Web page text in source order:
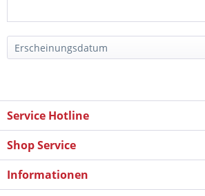
Service Hotline
Shop Service
Informationen